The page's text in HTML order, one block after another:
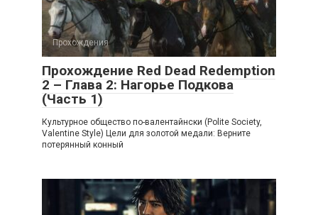
Прохождения
Прохождение Red Dead Redemption
2 – Глава 2: Нагорье Подкова
(Часть 1)
Культурное общество по-валентайнски (Polite Society,
Valentine Style) Цели для золотой медали: Верните
потерянный конный